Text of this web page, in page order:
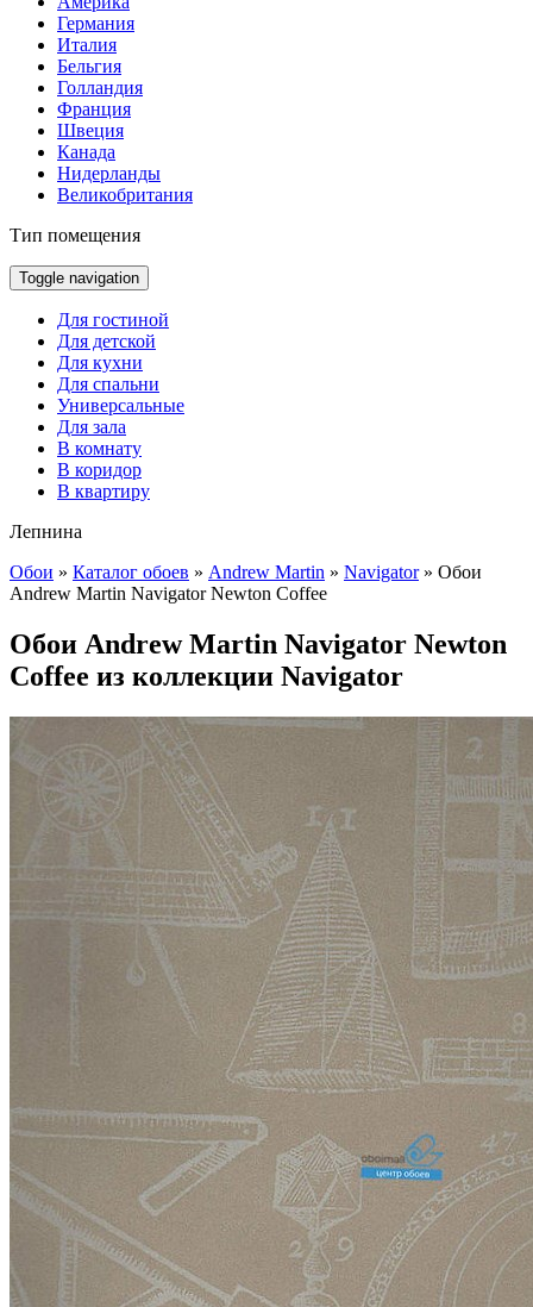
Германия
Италия
Бельгия
Голландия
Франция
Швеция
Канада
Нидерланды
Великобритания
Тип помещения
Toggle navigation
Для гостиной
Для детской
Для кухни
Для спальни
Универсальные
Для зала
В комнату
В коридор
В квартиру
Лепнина
Обои » Каталог обоев » Andrew Martin » Navigator» Обои
Andrew Martin Navigator Newton Coffee
Обои Andrew Martin Navigator Newton
Coffee из коллекции Navigator